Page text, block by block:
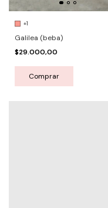
+1
Galilea (beba)
$29.000,00
Comprar